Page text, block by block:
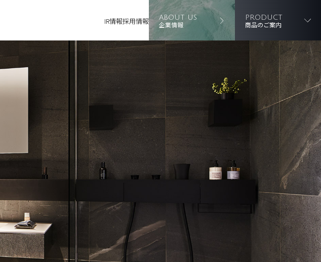
IR情報採用情報 ABOUT US
企業情報
PRODUCT
商品のご案内